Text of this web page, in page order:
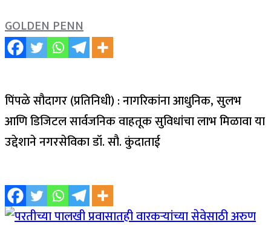
GOLDEN PENN
पिंपळे सौदागर (प्रतिनिधी) : नागरिकांना आधुनिक, सुलभ
आणि डिजिटल सार्वजनिक वाहतूक सुविधांचा लाभ मिळावा या
उद्देशाने नगरसेविका डॉ. सौ. कुंदाताई